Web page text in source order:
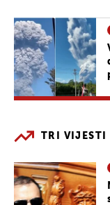
TRI VIJESTI